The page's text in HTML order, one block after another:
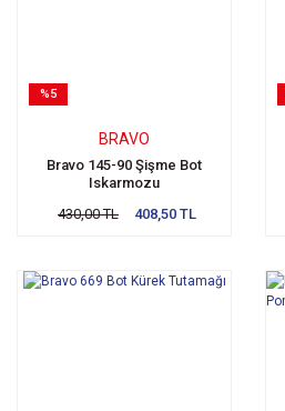
%5
BRAVO
Bravo 145-90 Şişme Bot
Iskarmozu
430,00 TL
408,50 TL